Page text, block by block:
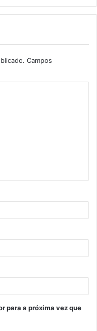
Campos
para a próxima vez que